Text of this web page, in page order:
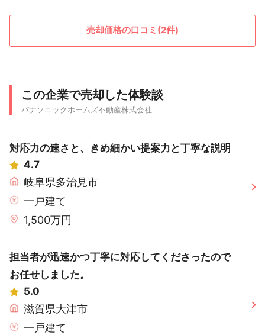
売却価格の口コミ(2件)
この企業で売却した体験談
パナソニックホームズ不動産株式会社
対応力の速さと、きめ細かい提案力と丁寧な説明
4.7
岐阜県多治見市
一戸建て
1,500万円
担当者が迅速かつ丁寧に対応してくださったので
お任せしました。
5.0
滋賀県大津市
一戸建て